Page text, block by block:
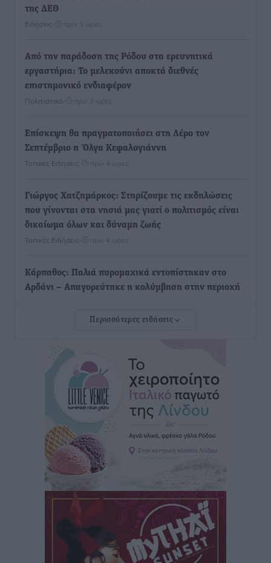
της ΔΕΘ
Ειδήσεις πριν 3 ώρες
Από την παράδοση της Ρόδου στα ερευνητικά
εργαστήρια: Το μελεκούνι αποκτά διεθνές
επιστημονικό ενδιαφέρον
Πολιτιστικά πριν 3 ώρες
Επίσκεψη θα πραγματοποιήσει στη Λέρο τον
Σεπτέμβριο η Όλγα Κεφαλογιάννη
Τοπικές Ειδήσεις πριν 4 ώρες
Γιώργος Χατζημάρκος: Στηρίζουμε τις εκδηλώσεις
που γίνονται στα νησιά μας γιατί ο πολιτισμός είναι
δικαίωμα όλων και δύναμη ζωής
Τοπικές Ειδήσεις πριν 4 ώρες
Κάρπαθος: Παλιά πυρομαχικά εντοπίστηκαν στο
Αρδάνι – Απαγορεύτηκε η κολύμβηση στην περιοχή
εφησυχασμού» – Σε πλήρη ετοιμότητα ο μηχανισμός
πριν 5 ώρες
Καιρός: Επιμένουν οι υψηλές θερμοκρασίες – Ισχυρά
μελτέμια έως 9 μποφόρ, σε «Red Code» 6 περιοχές
Τοπικές Ειδήσεις πριν 6 ώρες
Τα φοιτητικά ενοίκια «τινάζουν στον αέρα» τους
οικογενειακούς προϋπολογισμούς
Ειδήσεις• πριν 6 ώρες
Δύο νέοι ξενώνες παραδόθηκαν στις Ένοπλες
Δυνάμεις στη νήσο Ρω
Τοπικές Ειδήσεις πριν 7 ώρες
Περισσότερες ειδήσεις